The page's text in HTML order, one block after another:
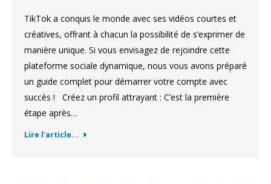
TikTok a conquis le monde avec ses vidéos courtes et
créatives, offrant à chacun la possibilité de s’exprimer de
manière unique. Si vous envisagez de rejoindre cette
plateforme sociale dynamique, nous vous avons préparé
un guide complet pour démarrer votre compte avec
succès ! Créez un profil attrayant : C’est la première
étape après…
Lire l'article...